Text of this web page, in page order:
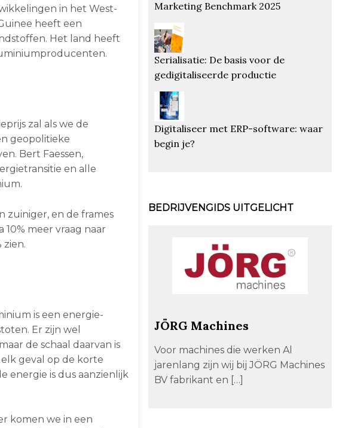
in het West-
heeft een
Het land heeft
zal als we de
geopolitieke
Bert Faessen,
en alle
zuiniger, en de frames
meer vraag naar
zien.
is een energie-
Er zijn wel
de schaal daarvan is
geval op de korte
energie is dus aanzienlijk
komen we in een
Marketing Benchmark 2025
Serialisatie: De basis voor de
gedigitaliseerde productie
Digitaliseer met ERP-software: waar
begin je?
BEDRIJVENGIDS UITGELICHT
JÖRG Machines
Voor machines die werken Al
jarenlang zijn wij bij JÖRG Machines
BV fabrikant en […]